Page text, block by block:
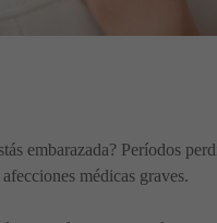
embarazada? Períodos
médicas graves.